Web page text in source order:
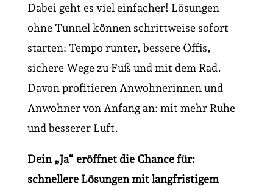
Dabei geht es viel einfacher! Lösungen
ohne Tunnel können schrittweise sofort
starten: Tempo runter, bessere Öffis,
sichere Wege zu Fuß und mit dem Rad.
Davon profitieren Anwohnerinnen und
Anwohner von Anfang an: mit mehr Ruhe
und besserer Luft.
Dein „Ja“ eröffnet die Chance für:
schnellere Lösungen mit langfristigem